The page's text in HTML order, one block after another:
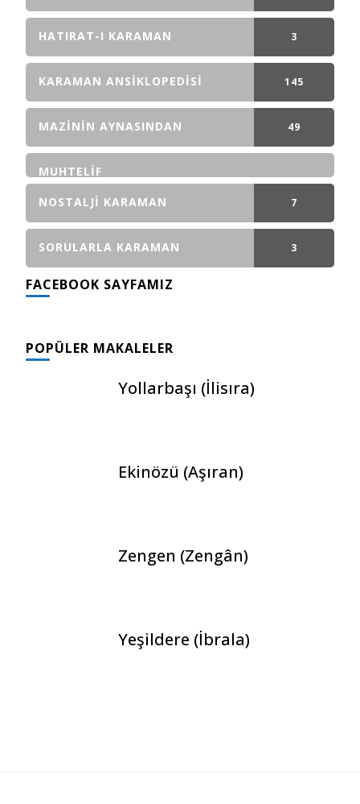
GÖNDERI(LER)
HATIRAT-I KARAMAN 3
GÖNDERI(LER)
KARAMAN ANSIKLOPEDISI 145
GÖNDERI(LER)
MAZININ AYNASINDAN 49
MUHTELIF
NOSTALJI KARAMAN
7
GÖNDERI(LER)
SORULARLA KARAMAN 3
FACEBOOK SAYFAMIZ
POPÜLER MAKALELER
Yollarbaşı (İlisıra)
Ekinözü (Aşıran)
Zengen (Zengân)
Yeşildere (İbrala)